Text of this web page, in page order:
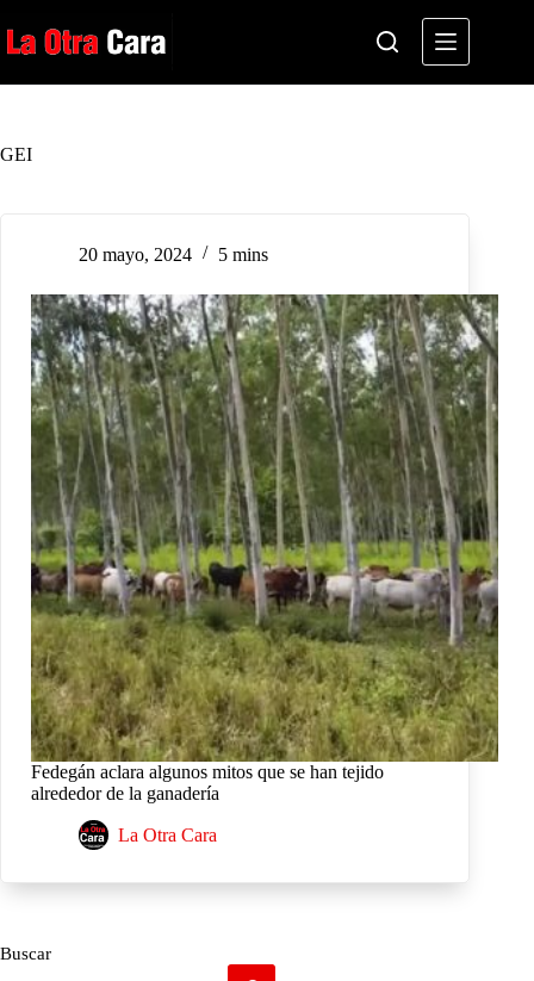
al
contenido
GEI
20 mayo, 2024 5 mins
Fedegán aclara algunos mitos que se han tejido
alrededor de la ganadería
La Otra Cara
Buscar